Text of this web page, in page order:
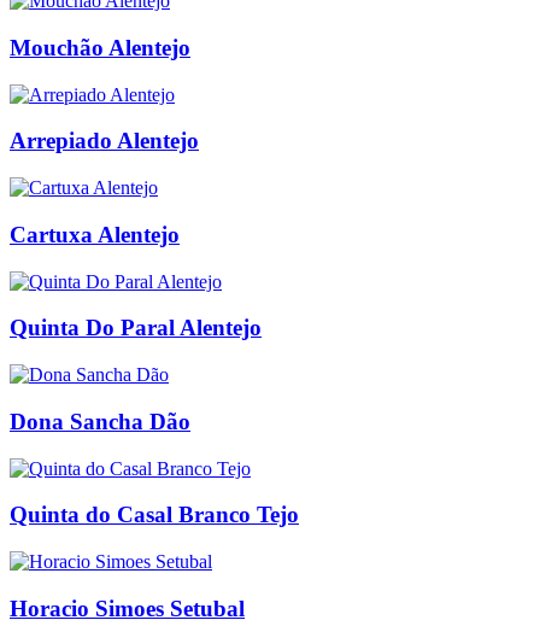
Mouchão Alentejo
Arrepiado Alentejo
Cartuxa Alentejo
Quinta Do Paral Alentejo
Dona Sancha Dão
Quinta do Casal Branco Tejo
Horacio Simoes Setubal